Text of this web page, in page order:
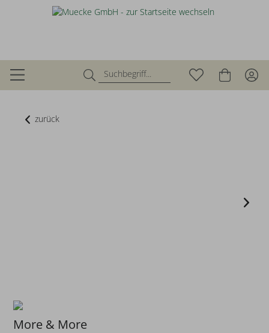
zurück
More & More